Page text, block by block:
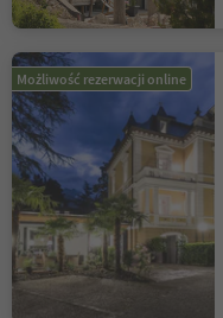
Możliwość rezerwacji online